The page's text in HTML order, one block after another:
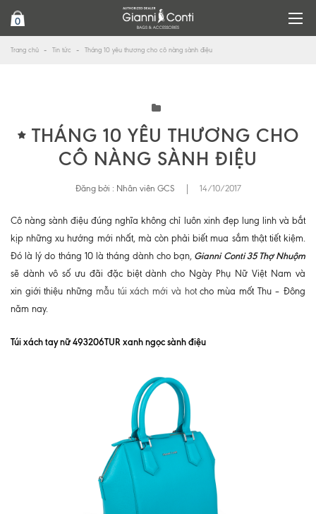
0
Trang chủ Tin tức Tháng 10 yêu thương cho cô nàng sành điệu
THÁNG 10 YÊU THƯƠNG CHO
CÔ NÀNG SÀNH ĐIỆU
Đăng bởi : Nhân viên GCS 14/10/2017
Cô nàng sành điệu đúng nghĩa không chỉ luôn xinh đẹp lung linh và bắt
kịp những xu hướng mới nhất, mà còn phải biết mua sắm thật tiết kiệm.
Đó là lý do tháng 10 là tháng dành cho bạn, Gianni Conti 35 Thợ Nhuộm
sẽ dành vô số ưu đãi đặc biệt dành cho Ngày Phụ Nữ Việt Nam và
xin giới thiệu những mẫu túi xách mới và hotcho mùa mốt Thu – Đông
năm nay.
Túi xách tay nữ 493206TUR xanh ngọc sành điệu